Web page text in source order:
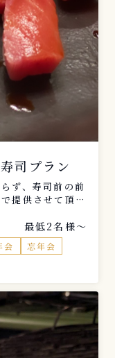
司プラン
ず、寿司前の前
提供させて頂き
最低2名様〜
会
忘年会